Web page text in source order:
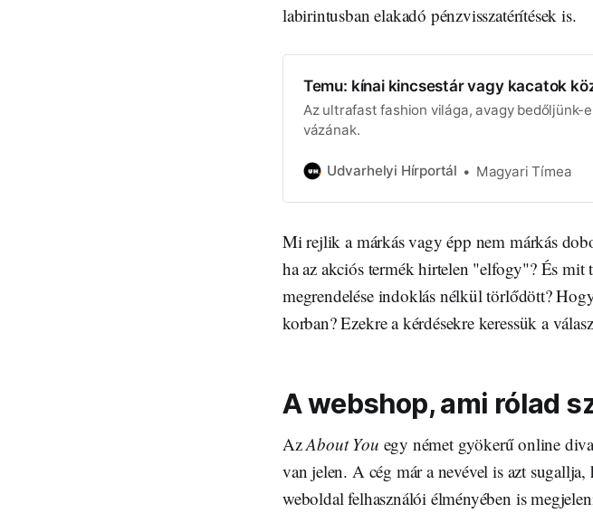
labirintusban elakadó pénzvisszatérítések is.
Temu: kínai kincsestár vagy kacatok
Az ultrafast fashion világa, avagy bedőljünk-
vázának.
Udvarhelyi Hírportál Magyari Tímea
Mi rejlik a márkás vagy épp nem márkás
ha az akciós termék hirtelen "elfogy"? És mit
megrendelése indoklás nélkül törlődött?
korban? Ezekre a kérdésekre keressük a
A webshop, ami rólad
AzAbout You egy német gyökerű online
van jelen. A cég már a nevével is azt
weboldal felhasználói élményében is